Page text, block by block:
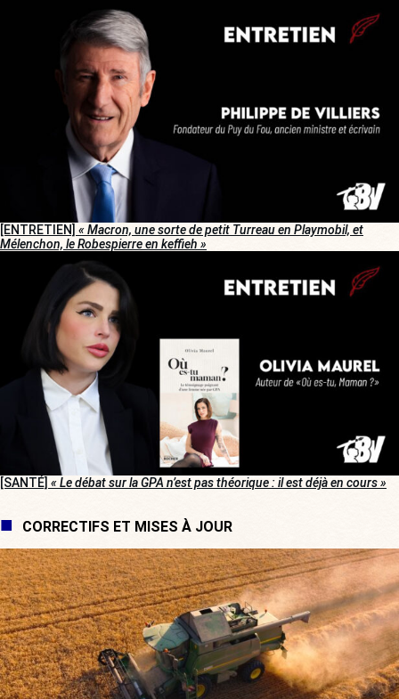
[ENTRETIEN] « Macron, une sorte de petit Turreau en Playmobil, et
Mélenchon, le Robespierre en keffieh »
[SANTÉ] « Le débat sur la GPA n’est pas théorique : il est déjà en cours »
CORRECTIFS ET MISES À JOUR